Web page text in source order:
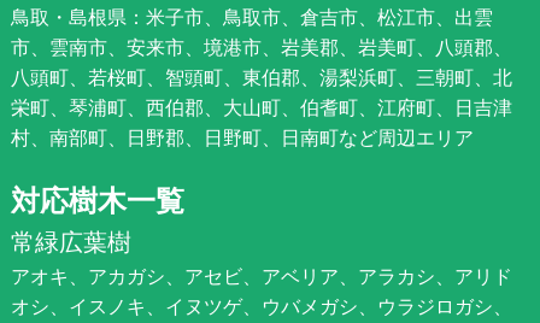
鳥取・島根県：米子市、鳥取市、倉吉市、松江市、出雲
市、雲南市、安来市、境港市、岩美郡、岩美町、八頭郡、
八頭町、若桜町、智頭町、東伯郡、湯梨浜町、三朝町、北
栄町、琴浦町、西伯郡、大山町、伯耆町、江府町、日吉津
村、南部町、日野郡、日野町、日南町など周辺エリア
対応樹木一覧
常緑広葉樹
アオキ、アカガシ、アセビ、アベリア、アラカシ、アリド
オシ、イスノキ、イヌツゲ、ウバメガシ、ウラジロガシ、